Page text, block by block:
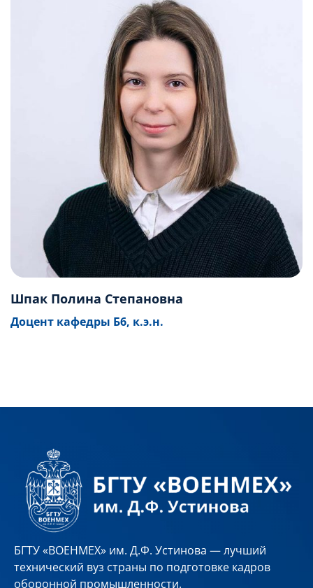
Шпак Полина Степановна
Доцент кафедры Б6, к.э.н.
БГТУ «ВОЕНМЕХ» им. Д.Ф. Устинова — лучший
технический вуз страны по подготовке кадров
оборонной промышленности.